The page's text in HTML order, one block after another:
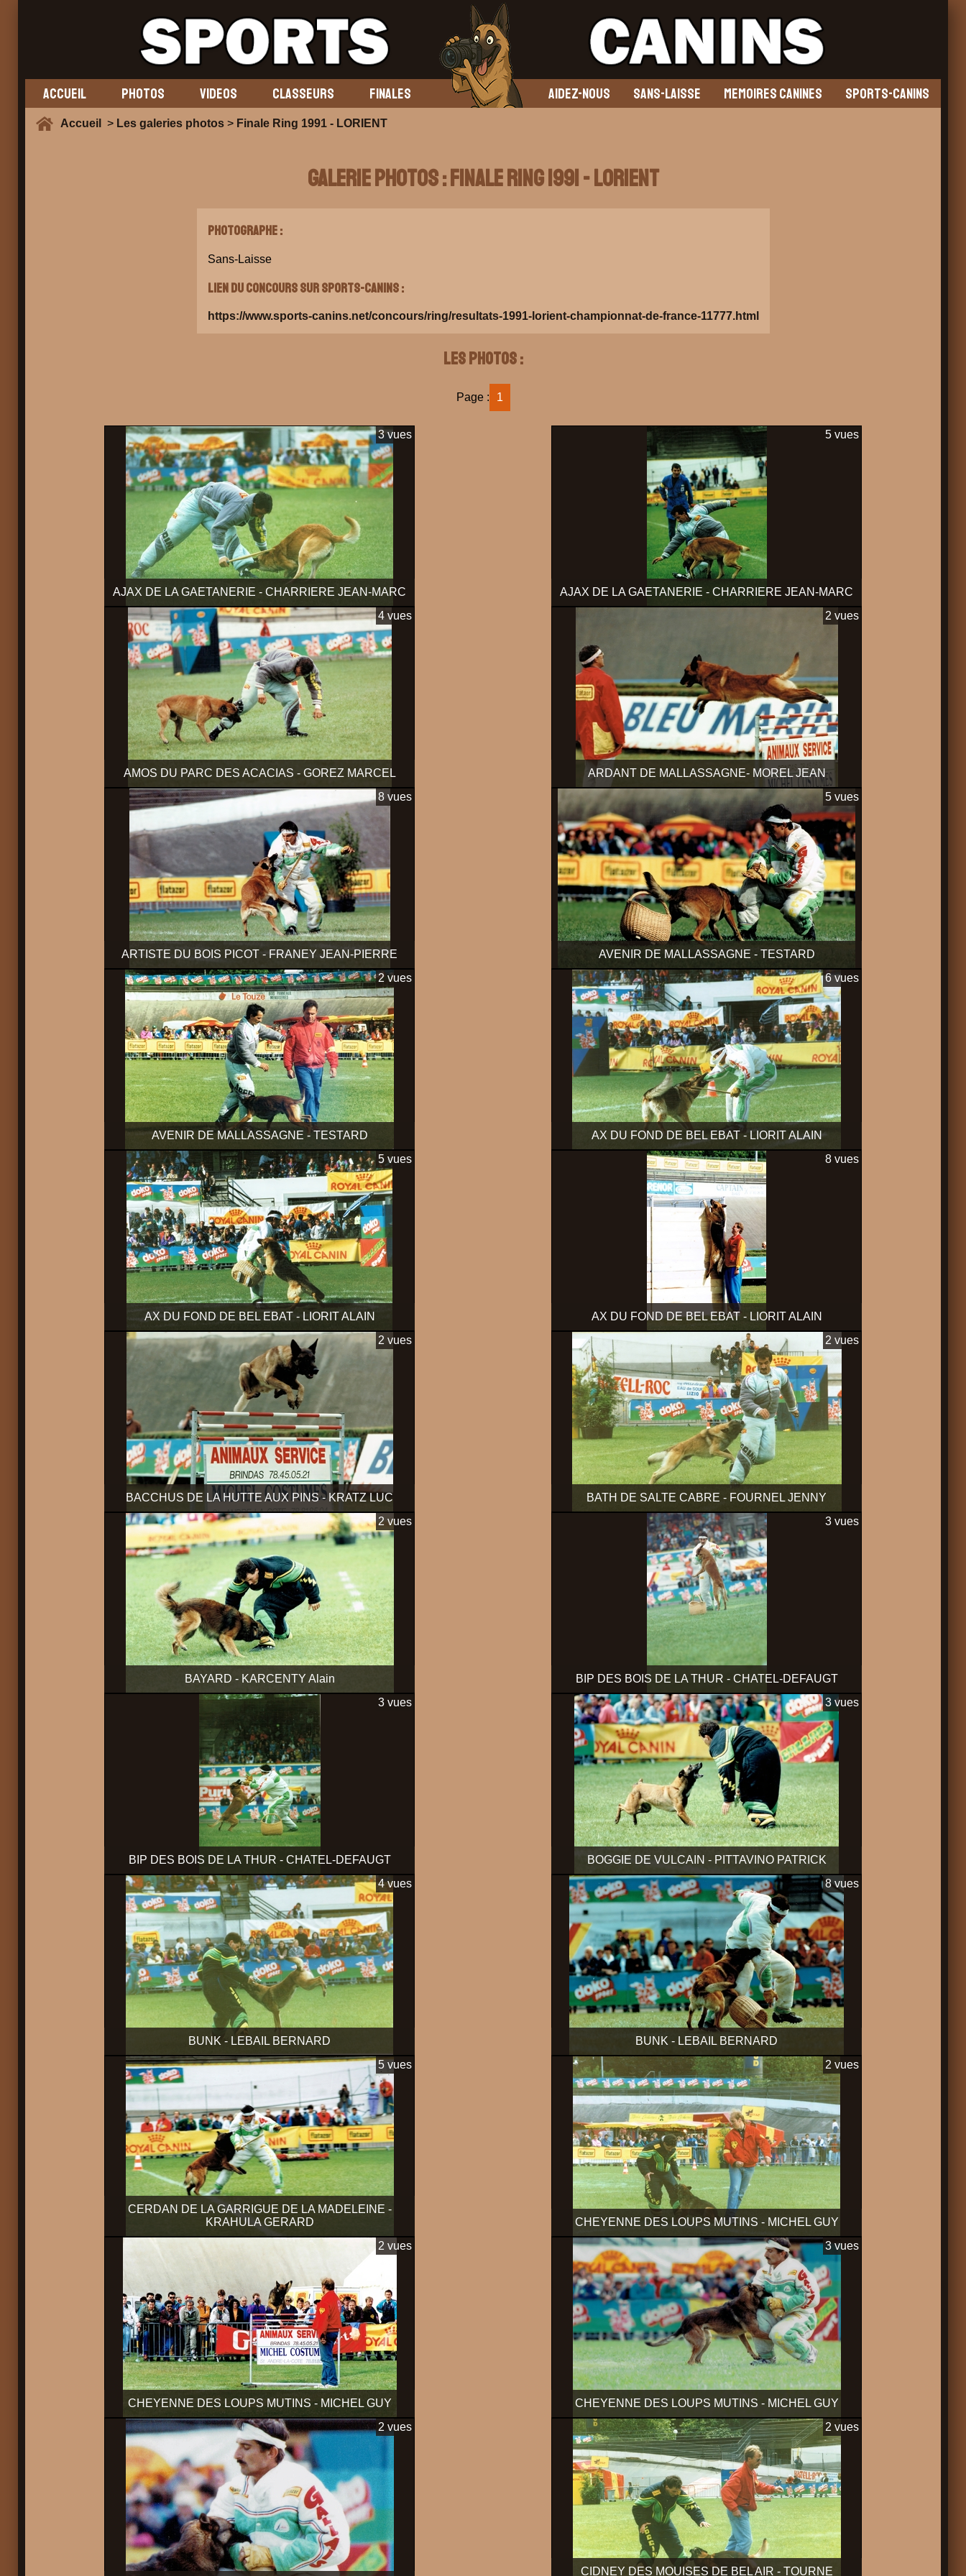
ACCUEIL PHOTOS VIDEOS CLASSEURS FINALES AIDEZ-NOUS SANS-LAISSE MEMOIRES CANINES SPORTS-CANINS
Accueil > Les galeries photos > Finale Ring 1991 - LORIENT
Galerie Photos : Finale Ring 1991 - LORIENT
Photographe :
Sans-Laisse
Lien du concours sur Sports-Canins :
https://www.sports-canins.net/concours/ring/resultats-1991-lorient-championnat-de-france-11777.html
Les photos :
Page : 1
AJAX DE LA GAETANERIE - CHARRIERE JEAN-MARC
3 vues
AJAX DE LA GAETANERIE - CHARRIERE JEAN-MARC
5 vues
AMOS DU PARC DES ACACIAS - GOREZ MARCEL
4 vues
ARDANT DE MALLASSAGNE- MOREL JEAN
2 vues
ARTISTE DU BOIS PICOT - FRANEY JEAN-PIERRE
8 vues
AVENIR DE MALLASSAGNE - TESTARD
5 vues
AVENIR DE MALLASSAGNE - TESTARD
2 vues
AX DU FOND DE BEL EBAT - LIORIT ALAIN
6 vues
AX DU FOND DE BEL EBAT - LIORIT ALAIN
5 vues
AX DU FOND DE BEL EBAT - LIORIT ALAIN
8 vues
BACCHUS DE LA HUTTE AUX PINS - KRATZ LUC
2 vues
BATH DE SALTE CABRE - FOURNEL JENNY
2 vues
BAYARD - KARCENTY Alain
2 vues
BIP DES BOIS DE LA THUR - CHATEL-DEFAUGT
3 vues
BIP DES BOIS DE LA THUR - CHATEL-DEFAUGT
3 vues
BOGGIE DE VULCAIN - PITTAVINO PATRICK
3 vues
BUNK - LEBAIL BERNARD
4 vues
BUNK - LEBAIL BERNARD
8 vues
CERDAN DE LA GARRIGUE DE LA MADELEINE -
KRAHULA GERARD
5 vues
CHEYENNE DES LOUPS MUTINS - MICHEL GUY
2 vues
CHEYENNE DES LOUPS MUTINS - MICHEL GUY
2 vues
CHEYENNE DES LOUPS MUTINS - MICHEL GUY
3 vues
2 vues
CIDNEY DES MOUISES DE BEL AIR - TOURNE
2 vues